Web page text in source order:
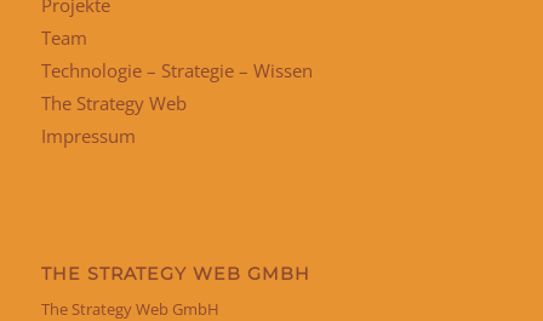
Projekte
Team
Technologie – Strategie – Wissen
The Strategy Web
Impressum
THE STRATEGY WEB GMBH
The Strategy Web GmbH